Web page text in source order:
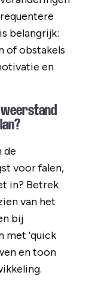
belangrijk:
of obstakels
en
de
voor falen,
in? Betrek
van het
bij
met 'quick
en toon